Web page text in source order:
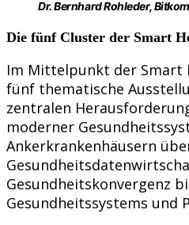
Dr. Bernhard Rohleder,
Die fünf Cluster der Smart
Im Mittelpunkt der Smart
fünf thematische
zentralen
moderner
Ankerkrankenhäusern
Gesundheitskonvergenz
Gesundheitssystems und